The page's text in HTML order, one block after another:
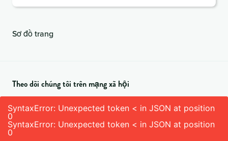
buộc)
Sơ đồ trang
Theo dõi chúng tôi trên mạng xã hội
SyntaxError: Unexpected token < in JSON at position
0
SyntaxError: Unexpected token < in JSON at position
0